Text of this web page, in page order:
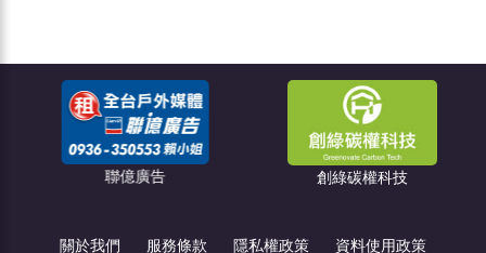
聯億廣告 創綠碳權科技
關於我們 服務條款 隱私權政策 資料使用政策